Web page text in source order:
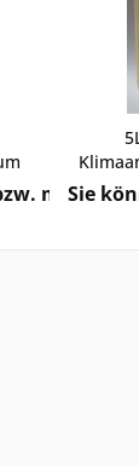
keine
mitSie